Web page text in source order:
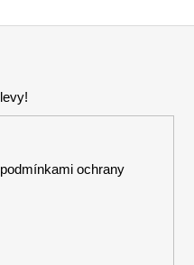
podmínkami ochrany